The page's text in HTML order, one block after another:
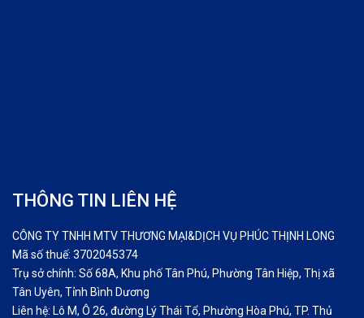
THÔNG TIN LIÊN HỆ
CÔNG TY TNHH MTV THƯƠNG MẠI&DỊCH VỤ PHÚC THỊNH LONG
Mã số thuế: 3702045374
Trụ sở chính: Số 68A, Khu phố Tân Phú, Phường Tân Hiệp, Thị xã
Tân Uyên, Tỉnh Bình Dương
Liên hệ: Lô M, Ô 26, đường Lý Thái Tổ, Phường Hòa Phú, TP. Thủ